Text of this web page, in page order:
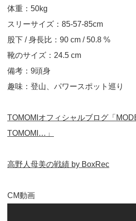
体重：50kg
スリーサイズ：85-57-85cm
股下 / 身長比：90 cm / 50.8 %
靴のサイズ：24.5 cm
備考：9頭身
趣味：登山、パワースポット巡り
TOMOMIオフィシャルブログ「
TOMOMI…」
高野人母美の戦績 by BoxRec
CM動画